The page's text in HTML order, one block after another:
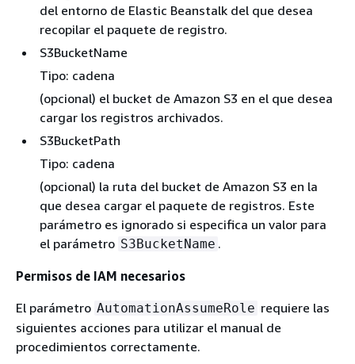
del entorno de Elastic Beanstalk del que desea
recopilar el paquete de registro.
S3BucketName
Tipo: cadena
(opcional) el bucket de Amazon S3 en el que desea
cargar los registros archivados.
S3BucketPath
Tipo: cadena
(opcional) la ruta del bucket de Amazon S3 en la
que desea cargar el paquete de registros. Este
parámetro es ignorado si especifica un valor para
el parámetro S3BucketName .
Permisos de IAM necesarios
El parámetro AutomationAssumeRole requiere las
siguientes acciones para utilizar el manual de
procedimientos correctamente.